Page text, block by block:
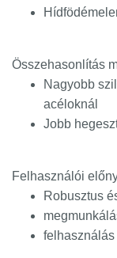
Összehasonlítás
Nagyobb
acéloknál
Jobb
Felhasználói
Robusztus
felhasználás